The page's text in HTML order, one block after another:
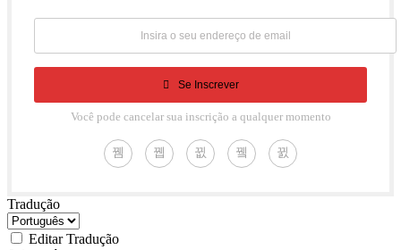
Se Inscrever
Você pode cancelar sua inscrição a qualquer momento
Tradução
Editar Tradução